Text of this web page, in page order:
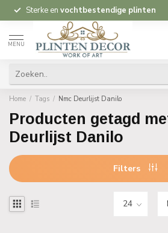
Sterke en vochtbestendige plinten
MENU
Home / Tags / Nmc Deurlijst Danilo
Producten getagd
Deurlijst Danilo
Filters